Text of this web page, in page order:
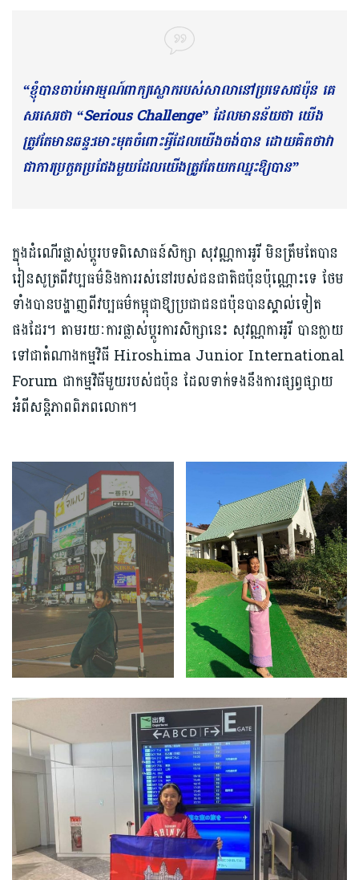
“ខ្ញុំបានចាប់អារម្មណ៍ពាក្យស្លោករបស់សាលានៅប្រទេសជប៉ុន គេ
សរសេរថា “Serious Challenge” ដែលមានន័យថា យើង
ត្រូវតែមានឆន្ទ:មោះមុតចំពោះអ្វីដែលយើងចង់បាន ដោយគិតថាវា
ជាការប្រកួតប្រជែងមួយដែលយើងត្រូវតែយកឈ្នះឱ្យបាន”
ក្នុងដំណើរផ្លាស់ប្តូរបទពិសោធន៍សិក្សា សុវណ្ណកាអូរី មិនត្រឹមតែបាន
រៀនសូត្រពីវប្បធម៌និងការរស់នៅរបស់ជនជាតិជប៉ុនប៉ុណ្ណោះទេ ថែម
ទាំងបានបង្ហាញពីវប្បធម៌កម្ពុជាឱ្យប្រជាជនជប៉ុនបានស្គាល់ទៀត
ផងដែរ។ តាមរយៈការផ្លាស់ប្តូរការសិក្សានេះ សុវណ្ណកាអូរី បានក្លាយ
ទៅជាតំណាងកម្មវិធី Hiroshima Junior International
Forum ជាកម្មវិធីមួយរបស់ជប៉ុន ដែលទាក់ទងនឹងការផ្សព្វផ្សាយ
អំពីសន្តិភាពពិភពលោក។